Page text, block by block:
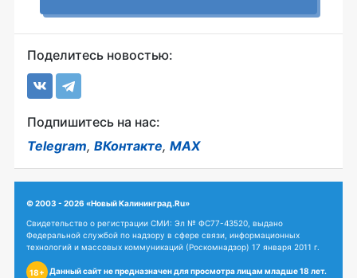
Поделитесь новостью:
Подпишитесь на нас:
Telegram, ВКонтакте, MAX
© 2003 - 2026 «Новый Калининград.Ru»
Свидетельство о регистрации СМИ: Эл № ФС77-43520, выдано
Федеральной службой по надзору в сфере связи, информационных
технологий и массовых коммуникаций (Роскомнадзор) 17 января 2011 г.
18+ Данный сайт не предназначен для просмотра лицам младше 18 лет.